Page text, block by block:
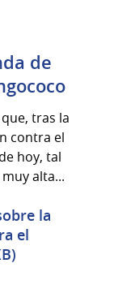
de
tras la
contra el
hoy, tal
alta...
la
el